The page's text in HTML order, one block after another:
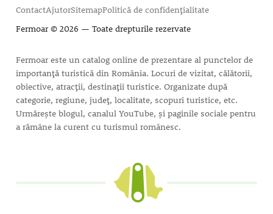
ContactAjutorSitemapPolitică de confidențialitate
Fermoar© 2026 — Toate drepturile rezervate
Fermoar este un catalog online de prezentare al punctelor de
importanță turistică din România. Locuri de vizitat, călătorii,
obiective, atracții, destinații turistice. Organizate după
categorie, regiune, județ, localitate, scopuri turistice, etc.
Urmărește blogul, canalul YouTube, și paginile sociale pentru
a rămâne la curent cu turismul românesc.